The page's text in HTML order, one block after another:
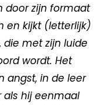
door zijn formaat
en kijkt (letterlijk)
met zijn luide
wordt. Het
angst, in de leer
als hij eenmaal